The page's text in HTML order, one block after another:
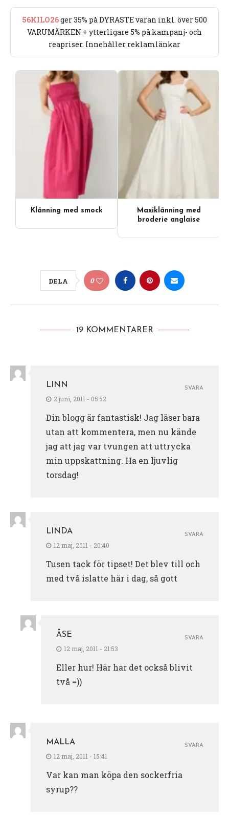
56KILO26ger 35% på DYRASTE varan inkl. över 500
VARUMÄRKEN + ytterligare 5% på kampanj- och
reapriser. Innehåller reklamlänkar
Klänning med smock
Maxiklänning med
broderie anglaise
DELA 0
19 KOMMENTARER
LINN
2 juni, 2011 - 05:52
Din blogg är fantastisk! Jag läser bara
utan att kommentera, men nu kände
jag att jag var tvungen att uttrycka
min uppskattning. Ha en ljuvlig
torsdag!
SVARA
LINDA
12 maj, 2011 - 20:40
Tusen tack för tipset! Det blev till och
med två islatte här i dag, så gott
SVARA
ÅSE
12 maj, 2011 - 21:53
Eller hur! Här har det också blivit
två =))
SVARA
MALLA
12 maj, 2011 - 15:41
Var kan man köpa den sockerfria
syrup??
SVARA